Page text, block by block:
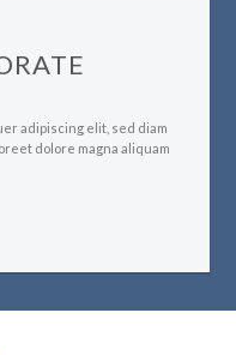
adipiscing elit, sed diam
dolore magna aliquam